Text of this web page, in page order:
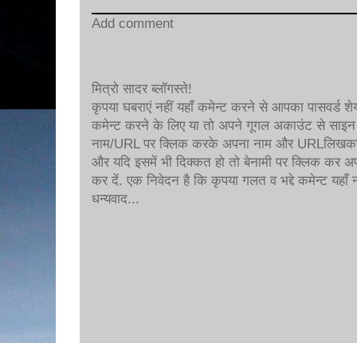
Add comment
मित्रो सादर ब्लॉगस्ते!
कृपया घबराएं नहीं यहाँ कमेन्ट करने से आपका पासवर्ड
कमेन्ट करने के लिए या तो अपने गूगल अकाउंट से साइन
नाम/URL पर क्लिक करके अपना नाम और
और यदि इसमें भी दिक्कत हो तो बेनामी पर क्लिक कर
कर दें. एक निवेदन है कि कृपया गलत व भद्दे कमेन्ट यहाँ
धन्यवाद...